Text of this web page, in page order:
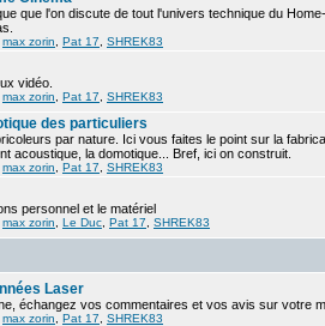
que l'on discute de tout l'univers technique du
max zorin Pat 17 SHREK83
vidéo.
max zorin Pat 17 SHREK83
des particuliers
par nature. Ici vous faites le point sur la
acoustique, la domotique... Bref, ici on construit.
max zorin Pat 17 SHREK83
personnel et le matériel
max zorin Le Duc Pat 17 SHREK83
Laser
échangez vos commentaires et vos avis sur votre
max zorin Pat 17 SHREK83